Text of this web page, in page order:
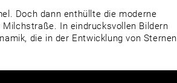
Doch dann enthüllte die moderne
In eindrucksvollen Bildern
die in der Entwicklung von Sternen